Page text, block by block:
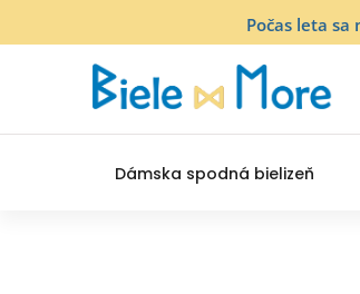
Počas leta
Dámska spodná bielizeň